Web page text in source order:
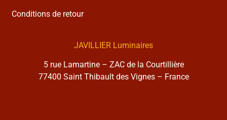
Conditions de retour
JAVILLIER Luminaires
5 rue Lamartine – ZAC de la Courtillière
77400 Saint Thibault des Vignes – France